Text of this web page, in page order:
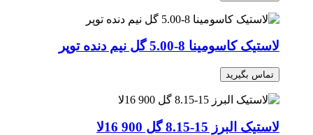
لاستیک کاسومینا 8-5.00 گل نیم‌ دنده توپر
تماس بگیرید
لاستیک البرز 15-8.15 گل 900 16لا